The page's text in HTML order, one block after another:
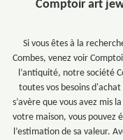
Comptoir art
Si vous êtes à la
Combes, venez voir
l’antiquité, notre société
toutes vos besoins
s’avère que vous avez mis
votre maison, vous pouvez
l’estimation de sa valeur.